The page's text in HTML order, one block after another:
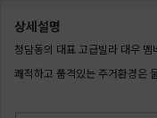
상세설명
청담동의 대표 고급빌라 대우 멤
쾌적하고 품격있는 주거환경은